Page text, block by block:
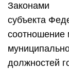
Законами
субъекта
соотношение
должностей